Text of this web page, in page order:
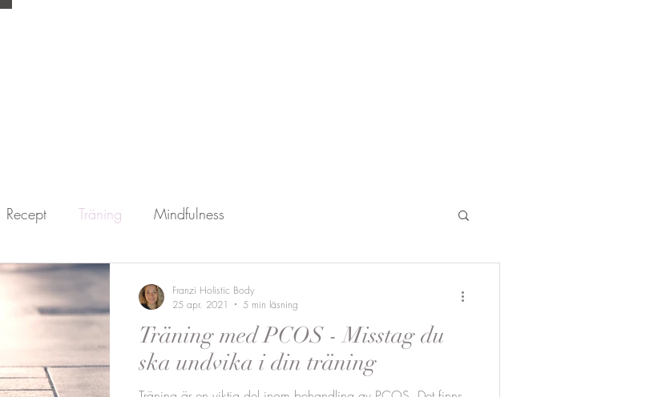
Recept Träning Mindfulness
Träning med PCOS - Misstag du
ska undvika i din träning
Franzi Holistic Body
25 apr. 2021
5 min läsning